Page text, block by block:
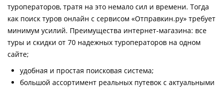
туроператоров, тратя на это немало сил и времени. Тогда
как поиск туров онлайн с сервисом «Отправкин.ру» требует
минимум усилий. Преимущества интернет-магазина: все
туры и скидки от 70 надежных туроператоров на одном
сайте;
удобная и простая поисковая система;
большой ассортимент реальных путевок с актуальными